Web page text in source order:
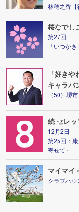
林穂之香【
桜なでし
第27回
「いつか
「好き
キャラバ
（50）堺
続 セレ
12月2日
第25回：
寄せて～
マイマイ
クラブハ